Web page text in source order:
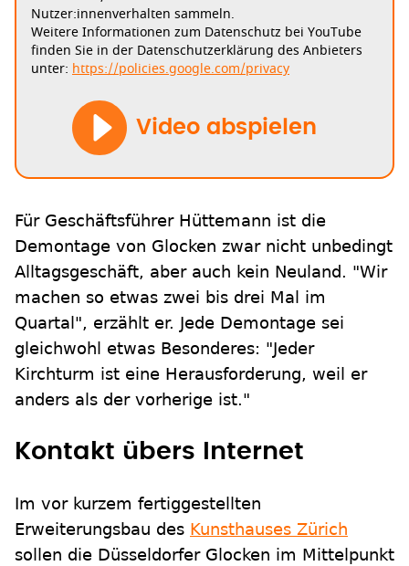
Nutzer:innenverhalten sammeln.
Weitere Informationen zum Datenschutz bei YouTube
finden Sie in der Datenschutzerklärung des Anbieters
unter: https://policies.google.com/privacy
Video abspielen
Für Geschäftsführer Hüttemann ist die
Demontage von Glocken zwar nicht unbedingt
Alltagsgeschäft, aber auch kein Neuland. "Wir
machen so etwas zwei bis drei Mal im
Quartal", erzählt er. Jede Demontage sei
gleichwohl etwas Besonderes: "Jeder
Kirchturm ist eine Herausforderung, weil er
anders als der vorherige ist."
Kontakt übers Internet
Im vor kurzem fertiggestellten
Erweiterungsbau des Kunsthauses Zürich
sollen die Düsseldorfer Glocken im Mittelpunkt